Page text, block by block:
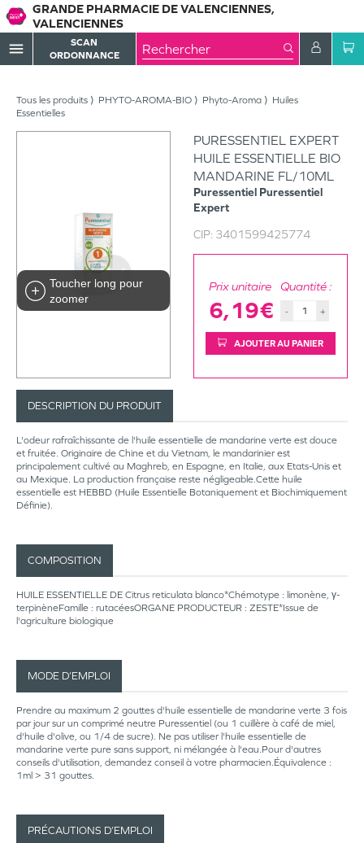
GRANDE PHARMACIE DE VALENCIENNES,
VALENCIENNES
menu
SCAN
ORDONNANCE
Tous les produits PHYTO-AROMA-BIO Phyto-Aroma
Huiles
Essentielles
Toucher long pour
zoomer
PURESSENTIEL EXPERT
HUILE ESSENTIELLE BIO
MANDARINE FL/10ML
Puressentiel Puressentiel
Expert
CIP: 3401599425774
Prix unitaire
6,19€
Quantité :
- +
AJOUTER AU PANIER
DESCRIPTION DU PRODUIT
L'odeur rafraîchissante de l'huile essentielle de mandarine verte est douce
et fruitée. Originaire de Chine et du Vietnam, le mandarinier est
principalement cultivé au Maghreb, en Espagne, en Italie, aux Etats-Unis et
au Mexique. La production française reste négligeable.Cette huile
essentielle est HEBBD (Huile Essentielle Botaniquement et Biochimiquement
Définie).
COMPOSITION
HUILE ESSENTIELLE DE Citrus reticulata blanco*Chémotype : limonène, γ-
terpinèneFamille : rutacéesORGANE PRODUCTEUR : ZESTE*Issue de
l'agriculture biologique
MODE D’EMPLOI
Prendre au maximum 2 gouttes d'huile essentielle de mandarine verte 3 fois
par jour sur un comprimé neutre Puressentiel (ou 1 cuillère à café de miel,
d'huile d'olive, ou 1/4 de sucre). Ne pas utiliser l'huile essentielle de
mandarine verte pure sans support, ni mélangée à l'eau.Pour d'autres
conseils d'utilisation, demandez conseil à votre pharmacien.Équivalence :
1ml > 31 gouttes.
PRÉCAUTIONS D’EMPLOI